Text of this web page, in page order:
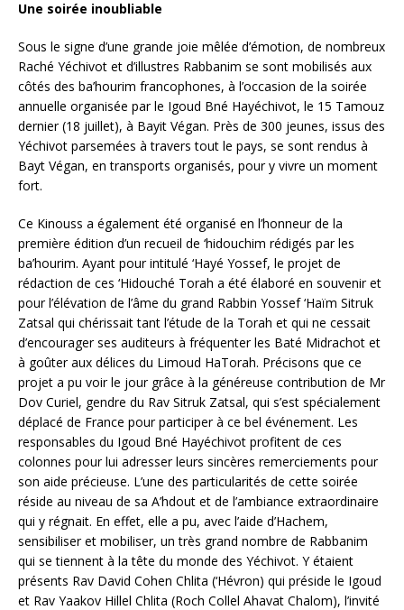
Une soirée inoubliable
Sous le signe d’une grande joie mêlée d’émotion, de nombreux
Raché Yéchivot et d’illustres Rabbanim se sont mobilisés aux
côtés des ba’hourim francophones, à l’occasion de la soirée
annuelle organisée par le Igoud Bné Hayéchivot, le 15 Tamouz
dernier (18 juillet), à Bayit Végan. Près de 300 jeunes, issus des
Yéchivot parsemées à travers tout le pays, se sont rendus à
Bayt Végan, en transports organisés, pour y vivre un moment
fort.
Ce Kinouss a également été organisé en l’honneur de la
première édition d’un recueil de ‘hidouchim rédigés par les
ba’hourim. Ayant pour intitulé ‘Hayé Yossef, le projet de
rédaction de ces ‘Hidouché Torah a été élaboré en souvenir et
pour l’élévation de l’âme du grand Rabbin Yossef ‘Haïm Sitruk
Zatsal qui chérissait tant l’étude de la Torah et qui ne cessait
d’encourager ses auditeurs à fréquenter les Baté Midrachot et
à goûter aux délices du Limoud HaTorah. Précisons que ce
projet a pu voir le jour grâce à la généreuse contribution de Mr
Dov Curiel, gendre du Rav Sitruk Zatsal, qui s’est spécialement
déplacé de France pour participer à ce bel événement. Les
responsables du Igoud Bné Hayéchivot profitent de ces
colonnes pour lui adresser leurs sincères remerciements pour
son aide précieuse. L’une des particularités de cette soirée
réside au niveau de sa A’hdout et de l’ambiance extraordinaire
qui y régnait. En effet, elle a pu, avec l’aide d’Hachem,
sensibiliser et mobiliser, un très grand nombre de Rabbanim
qui se tiennent à la tête du monde des Yéchivot. Y étaient
présents Rav David Cohen Chlita (‘Hévron) qui préside le Igoud
et Rav Yaakov Hillel Chlita (Roch Collel Ahavat Chalom), l’invité